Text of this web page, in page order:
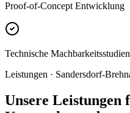
Proof-of-Concept Entwicklung
Technische Machbarkeitsstudien
Leistungen · Sandersdorf-
Unsere Leistungen